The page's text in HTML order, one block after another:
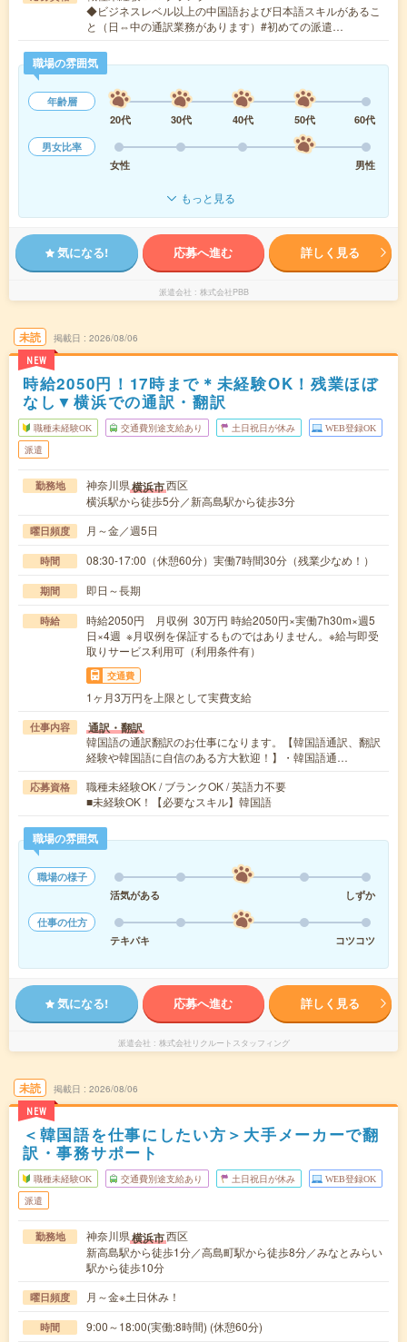
◆ビジネスレベル以上の中国語および日本語スキルがあるこ
と（日⇔中の通訳業務があります）#初めての派遣…
職場の雰囲気
年齢層
20代
30代 40代 50代
60代
男女比率
女性
男性
もっと見る
気になる! 応募へ進む 詳しく見る
派遣会社 株式会社PBB
未読
NEW
掲載日 2026/08/06
時給2050円！17時まで＊未経験OK！残業ほぼ
なし▼横浜での通訳・翻訳
職種未経験OK 交通費別途支給あり 土日祝日が休み WEB登録OK
派遣
勤務地 神奈川県横浜市西区
横浜駅から徒歩5分／新高島駅から徒歩3分
曜日頻度 月～金／週5日
時間 08:30-17:00（休憩60分）実働7時間30分（残業少なめ！）
期間 即日～長期
時給
時給2050円 月収例 30万円 時給2050円×実働7h30m×週5
日×4週 ※月収例を保証するものではありません。※給与即受
取りサービス利用可（利用条件有）
交通費
1ヶ月3万円を上限として実費支給
仕事内容 通訳・翻訳
韓国語の通訳翻訳のお仕事になります。【韓国語通訳、翻訳
経験や韓国語に自信のある方大歓迎！】・韓国語通…
応募資格
職種未経験OK / ブランクOK / 英語力不要
■未経験OK！【必要なスキル】韓国語
職場の雰囲気
職場の様子
活気がある
しずか
仕事の仕方
テキパキ
コツコツ
気になる! 応募へ進む 詳しく見る
派遣会社 株式会社リクルートスタッフィング
未読
NEW
掲載日 2026/08/06
＜韓国語を仕事にしたい方＞大手メーカーで翻
訳・事務サポート
職種未経験OK 交通費別途支給あり 土日祝日が休み WEB登録OK
派遣
勤務地 神奈川県横浜市西区
新高島駅から徒歩1分／高島町駅から徒歩8分／みなとみらい
駅から徒歩10分
曜日頻度 月～金※土日休み！
時間 9:00～18:00(実働:8時間) (休憩60分)